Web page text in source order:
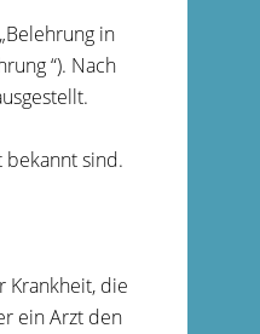
in
“). Nach
bekannt sind.
Krankheit, die
ein Arzt den